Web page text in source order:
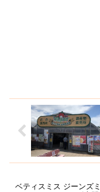
ベティスミス ジーンズ